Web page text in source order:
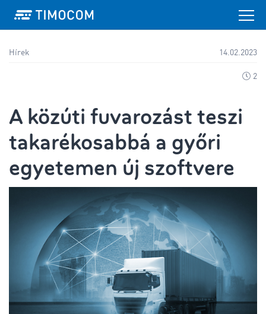
Hírek 14.02.2023
2
A közúti fuvarozást teszi
takarékosabbá a győri
egyetemen új szoftvere